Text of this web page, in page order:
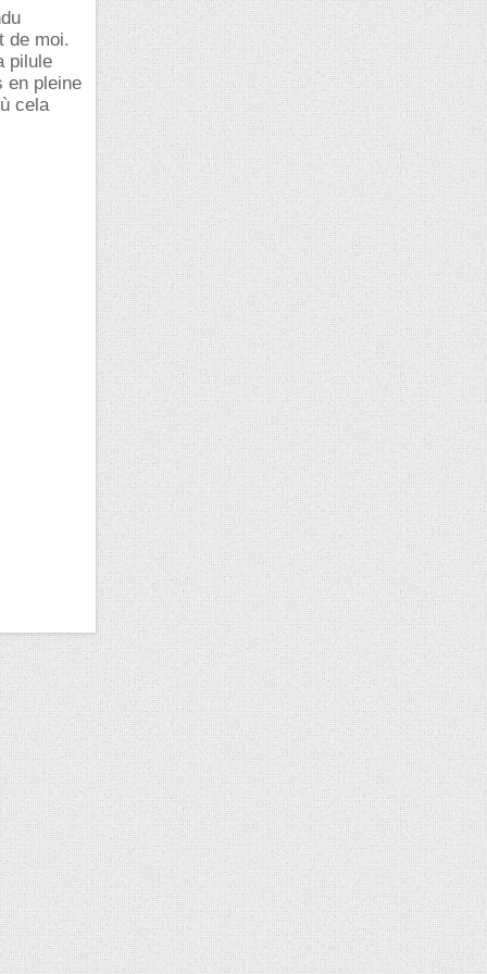
de moi.
pilule
en pleine
cela